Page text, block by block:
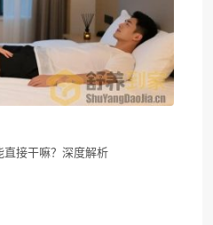
接干嘛？深度解析